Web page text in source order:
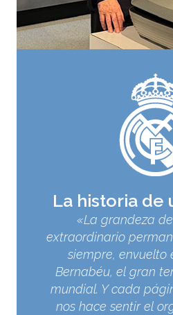
La historia de
«La grandeza
extraordinario
siempre, envuelto
Bernabéu, el gran
mundial. Y cada
nos hace sentir el